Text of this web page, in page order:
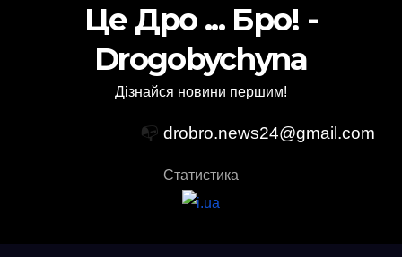
Це Дро ... Бро! -
Drogobychyna
Дізнайся новини першим!
📭 drobro.news24@gmail.com
Статистика